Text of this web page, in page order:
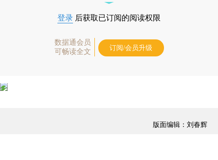
登录 后获取已订阅的阅读权限
数据通会员
可畅读全文
订阅/会员升级
版面编辑：刘春辉